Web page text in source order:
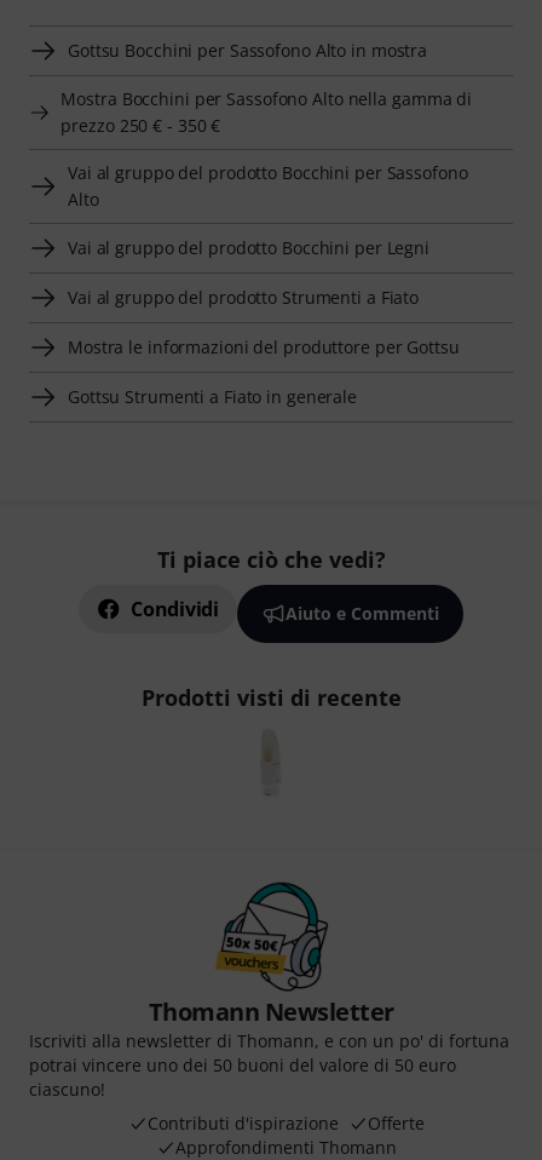
Gottsu Bocchini per Sassofono Alto in mostra
Mostra Bocchini per Sassofono Alto nella gamma di
prezzo 250 € - 350 €
Vai al gruppo del prodotto Bocchini per Sassofono
Alto
Vai al gruppo del prodotto Bocchini per Legni
Vai al gruppo del prodotto Strumenti a Fiato
Mostra le informazioni del produttore per Gottsu
Gottsu Strumenti a Fiato in generale
Ti piace ciò che vedi?
Condividi Aiuto e Commenti
Prodotti visti di recente
Thomann Newsletter
Iscriviti alla newsletter di Thomann, e con un po' di fortuna
potrai vincere uno dei 50 buoni del valore di 50 euro
ciascuno!
Contributi d'ispirazione
Offerte
Approfondimenti Thomann